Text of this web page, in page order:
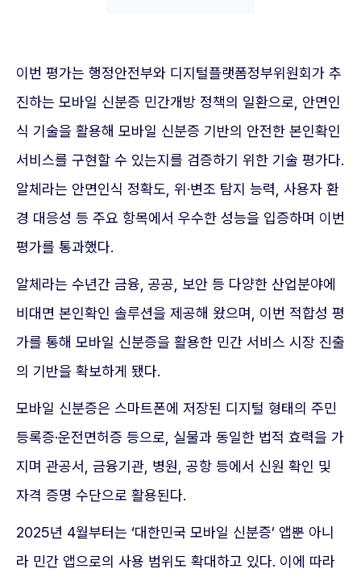
이번 평가는 행정안전부와 디지털플랫폼정부위원회가 추
진하는 모바일 신분증 민간개방 정책의 일환으로, 안면인
식 기술을 활용해 모바일 신분증 기반의 안전한 본인확인
서비스를 구현할 수 있는지를 검증하기 위한 기술 평가다.
알체라는 안면인식 정확도, 위·변조 탐지 능력, 사용자 환
경 대응성 등 주요 항목에서 우수한 성능을 입증하며 이번
평가를 통과했다.
알체라는 수년간 금융, 공공, 보안 등 다양한 산업분야에
비대면 본인확인 솔루션을 제공해 왔으며, 이번 적합성 평
가를 통해 모바일 신분증을 활용한 민간 서비스 시장 진출
의 기반을 확보하게 됐다.
모바일 신분증은 스마트폰에 저장된 디지털 형태의 주민
등록증·운전면허증 등으로, 실물과 동일한 법적 효력을 가
지며 관공서, 금융기관, 병원, 공항 등에서 신원 확인 및
자격 증명 수단으로 활용된다.
2025년 4월부터는 ‘대한민국 모바일 신분증’ 앱뿐 아니
라 민간 앱으로의 사용 범위도 확대하고 있다. 이에 따라